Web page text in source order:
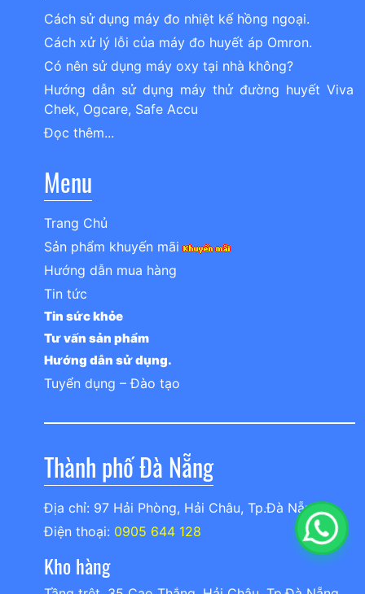
Cách sử dụng máy đo nhiệt kế hồng ngoại.
Cách xử lý lỗi của máy đo huyết áp Omron.
Có nên sử dụng máy oxy tại nhà không?
Hướng dẫn sử dụng máy thử đường huyết Viva
Chek, Ogcare, Safe Accu
Đọc thêm...
Menu
Trang Chủ
Sản phẩm khuyến mãi
Hướng dẫn mua hàng
Tin tức
Tin sức khỏe
Tư vấn sản phẩm
Hướng dẫn sử dụng.
Tuyển dụng – Đào tạo
Thành phố Đà Nẵng
Địa chỉ: 97 Hải Phòng, Hải Châu, Tp.Đà Nẵng
Điện thoại: 0905 644 128
Kho hàng